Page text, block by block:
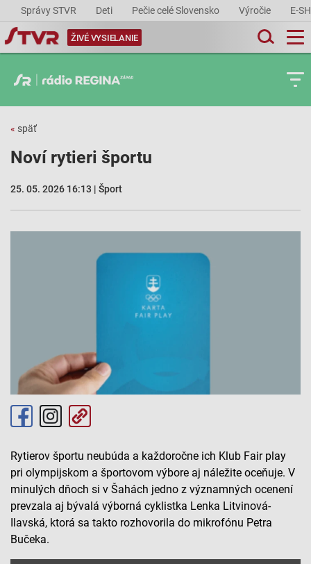
Správy STVR Deti Pečie celé Slovensko Výročie E-
ŽIVÉ VYSIELANIE
« späť
Noví rytieri športu
25. 05. 2026 16:13 | Šport
Rytierov športu neubúda a každoročne ich Klub Fair play
pri olympijskom a športovom výbore aj náležite oceňuje. V
minulých dňoch si v Šahách jedno z významných ocenení
prevzala aj bývalá výborná cyklistka Lenka Litvinová-
Ilavská, ktorá sa takto rozhovorila do mikrofónu Petra
Bučeka.